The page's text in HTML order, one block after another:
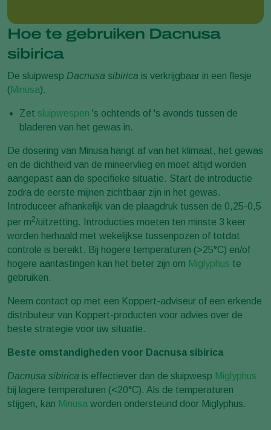
Hoe te gebruiken Dacnusa
sibirica
De sluipwesp Dacnusa sibirica is verkrijgbaar in een flesje
(Minusa).
Zet sluipwespen 's ochtends of 's avonds tussen de
bladeren van het gewas in.
De dosering van Minusa hangt af van het klimaat, het gewas
en de dichtheid van de mineervlieg en moet altijd worden
aangepast aan de specifieke situatie. Start de introductie
zodra de eerste mijnen zichtbaar zijn in het gewas.
Introduceer afhankelijk van de plaagdruk tussen de 0,25-0,5
per m2/uitzetting. Introducties moeten ten minste 3 keer
worden herhaald met wekelijkse tussenpozen of totdat
controle is bereikt. Bij hogere temperaturen (>25°C) en/of
hogere aantastingen kan het beter zijn om Miglyphus te
gebruiken.
Neem contact op met een Koppert-adviseur of een erkende
distributeur van Koppert-producten voor advies over de
beste strategie voor uw situatie.
Beste omstandigheden voor Dacnusa sibirica
Dacnusa sibirica is effectiever dan de sluipwesp Miglyphus
bij lagere temperaturen (<20°C). Als de temperaturen
stijgen, kan Minusa worden ondersteund door Miglyphus.